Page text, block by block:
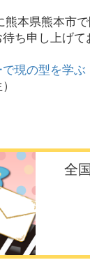
熊本県熊本市
ち申し上げて
で現の型を学
全